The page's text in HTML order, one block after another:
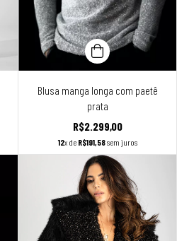
Blusa manga longa com paetê
prata
R$2.299,00
12x de R$191,58sem juros